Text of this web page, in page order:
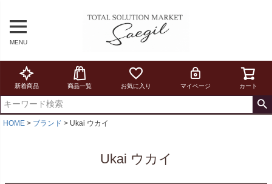
MENU
新着商品 商品一覧 お気に入り マイページ カート
HOME ブランド Ukai ウカイ
Ukai ウカイ